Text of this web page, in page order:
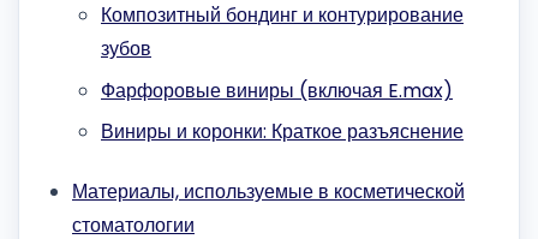
Композитный бондинг и контурирование
зубов
Фарфоровые виниры (включая E.max)
Виниры и коронки: Краткое разъяснение
Материалы, используемые в косметической
стоматологии